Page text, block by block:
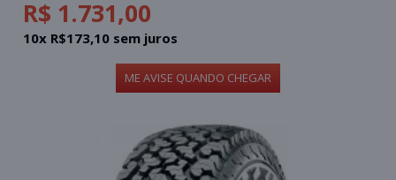
R$ 1.731,00
10x R$173,10 sem juros
ME AVISE QUANDO CHEGAR